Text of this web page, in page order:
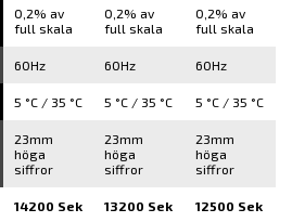
0,2% av
full skala
0,2% av
full skala
0,2% av
full skala
60Hz 60Hz 60Hz
5 °C / 35 °C 5 °C / 35 °C 5 °C / 35 °C
23mm
höga
siffror
23mm
höga
siffror
23mm
höga
siffror
14200 Sek 13200 Sek 12500 Sek